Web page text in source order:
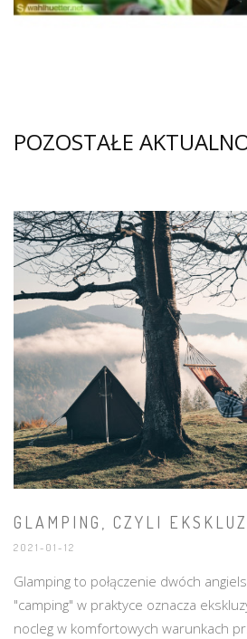
POZOSTAŁE
GLAMPING, CZYLI
2021-01-12
Glamping to połączenie dwóch
"camping" w praktyce oznacza
nocleg w komfortowych warunkach